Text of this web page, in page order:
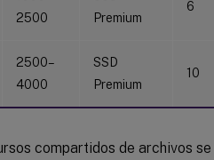
2500
Premium
6
2500–
4000
SSD
Premium
10
compartidos de archivos